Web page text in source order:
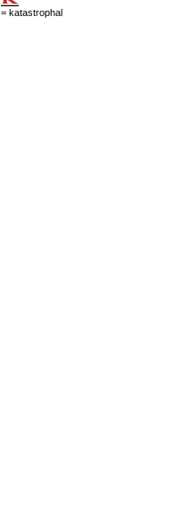
= katastrophal